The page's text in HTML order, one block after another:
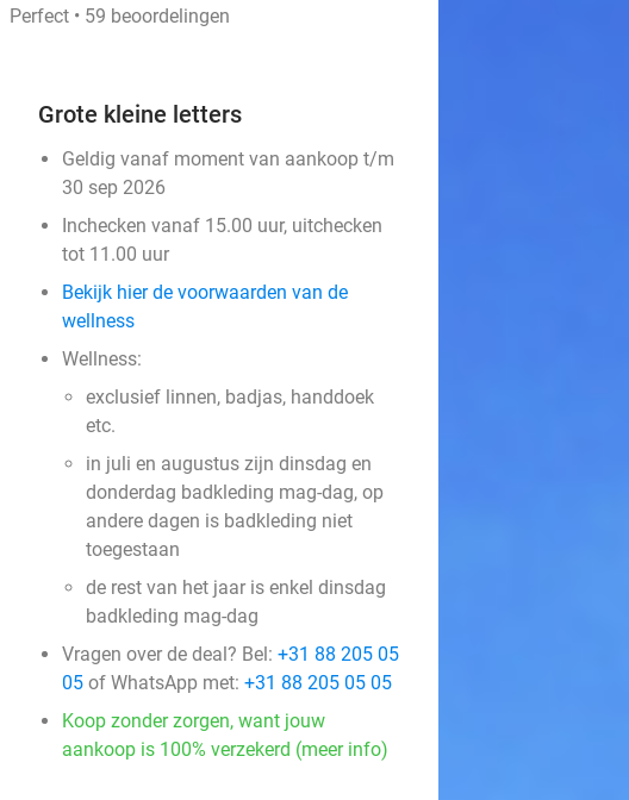
Perfect • 59 beoordelingen
Grote kleine letters
Geldig vanaf moment van aankoop t/m
30 sep 2026
Inchecken vanaf 15.00 uur, uitchecken
tot 11.00 uur
Bekijk hier de voorwaarden van de
wellness
Wellness:
exclusief linnen, badjas, handdoek
etc.
in juli en augustus zijn dinsdag en
donderdag badkleding mag-dag, op
andere dagen is badkleding niet
toegestaan
de rest van het jaar is enkel dinsdag
badkleding mag-dag
Vragen over de deal? Bel: +31 88 205 05
05 of WhatsApp met: +31 88 205 05 05
Koop zonder zorgen, want jouw
aankoop is 100% verzekerd (meer info)